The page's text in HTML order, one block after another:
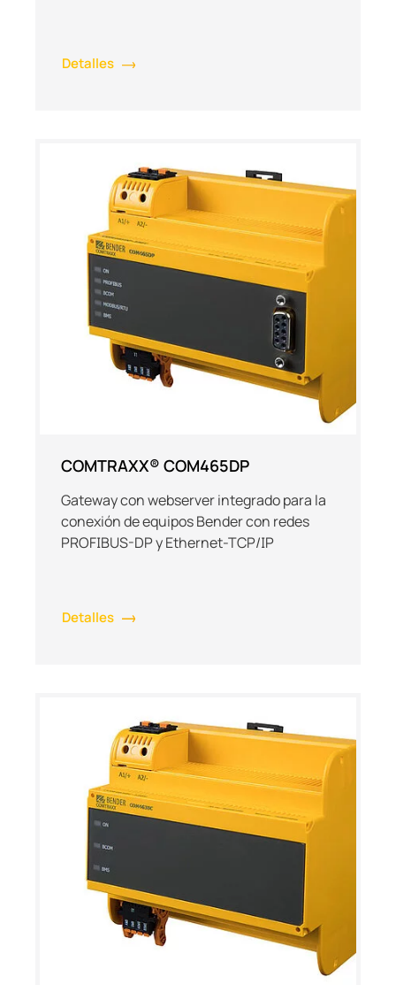
Detalles
COMTRAXX® COM465DP
Gateway con webserver integrado para la
conexión de equipos Bender con redes
PROFIBUS-DP y Ethernet-TCP/IP
Detalles